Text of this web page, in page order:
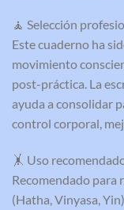
🧘 Selección
Este cuaderno ha
movimiento
post-práctica. La
ayuda a consolidar
control corporal,
🤸 Uso
Recomendado para
(Hatha, Vinyasa,